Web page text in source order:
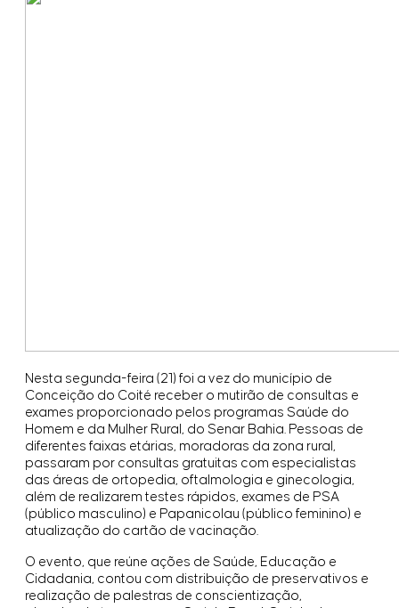
Nesta segunda-feira (21) foi a vez do município de
Conceição do Coité receber o mutirão de consultas e
exames proporcionado pelos programas Saúde do
Homem e da Mulher Rural, do Senar Bahia. Pessoas de
diferentes faixas etárias, moradoras da zona rural,
passaram por consultas gratuitas com especialistas
das áreas de ortopedia, oftalmologia e ginecologia,
além de realizarem testes rápidos, exames de PSA
(público masculino) e Papanicolau (público feminino) e
atualização do cartão de vacinação.
O evento, que reúne ações de Saúde, Educação e
Cidadania, contou com distribuição de preservativos e
realização de palestras de conscientização,